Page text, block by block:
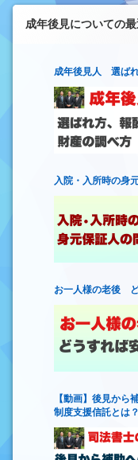
成年後見についての
成年後見人 選ば
入院・入所時の身
お一人様の老後
【動画】後見か
制度支援信託とは？